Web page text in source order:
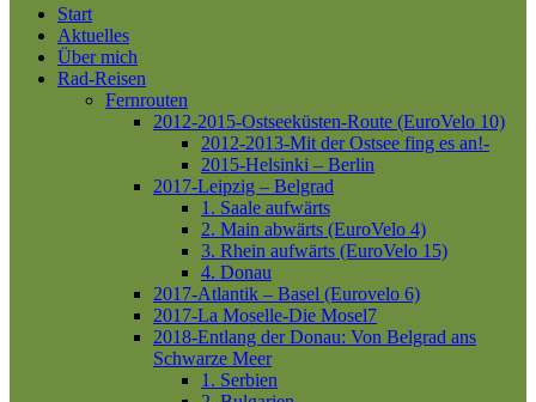
Close
Menu
Start
Aktuelles
Über mich
Rad-Reisen
Fernrouten
2012-2015-Ostseeküsten-Route (EuroVelo 10)
2012-2013-Mit der Ostsee fing es an!-
2015-Helsinki – Berlin
2017-Leipzig – Belgrad
1. Saale aufwärts
2. Main abwärts (EuroVelo 4)
3. Rhein aufwärts (EuroVelo 15)
4. Donau
2017-Atlantik – Basel (Eurovelo 6)
2017-La Moselle-Die Mosel7
2018-Entlang der Donau: Von Belgrad ans
Schwarze Meer
1. Serbien